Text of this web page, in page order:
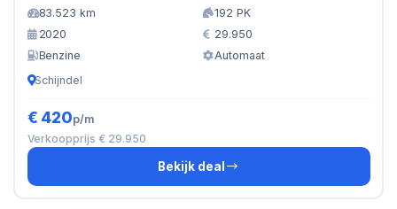
83.523 km
192 PK
2020
29.950
Benzine
Automaat
Schijndel
€ 420p/m
Verkoopprijs € 29.950
Bekijk deal